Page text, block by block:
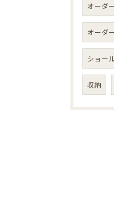
オーダ
オーダ
ショー
収納